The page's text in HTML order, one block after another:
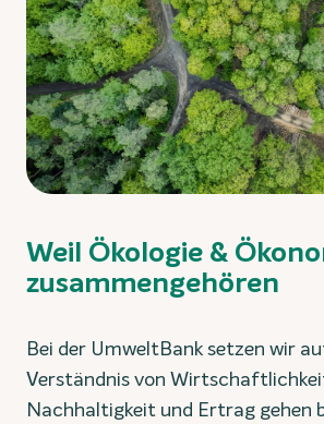
Weil Ökologie &
zusammengehören
Bei der UmweltBank setzen wir
Verständnis von
Nachhaltigkeit und Ertrag gehen